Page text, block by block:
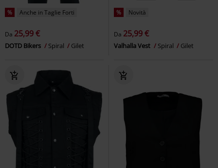
% Anche in Taglie Forti
Da 25,99 €
DOTD Bikers Spiral Gilet
% Novità
Da 25,99 €
Valhalla Vest Spiral Gilet